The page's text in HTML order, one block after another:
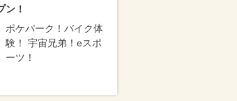
ン！
ポケパーク！バイク体
験！ 宇宙兄弟！eスポ
ーツ！